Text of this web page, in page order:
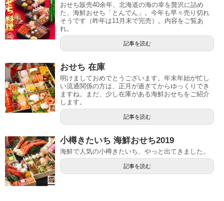
おせち販売40余年、北海道の海の幸を贅沢に詰め
た、海鮮おせち「とんでん」。今年も早々売り切れ
そうです（昨年は11月末で完売）。内容をご覧あ
れ。
記事を読む
おせち 在庫
明けましておめでとうございます。年末年始が忙し
い流通関係の方は、正月が過ぎてからゆっくりでき
ますね。まだ、少し在庫がある海鮮おせちをご紹介
します。
記事を読む
小樽きたいち 海鮮おせち2019
海鮮で人気の小樽きたいち、やっと出てきました。
記事を読む